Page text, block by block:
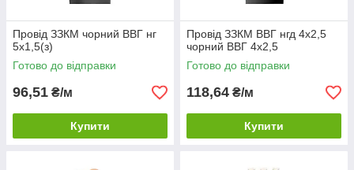
Провід ЗЗКМ чорний ВВГ нг
5х1,5(з)
Готово до відправки
96,51 ₴/м
Купити
Провід ЗЗКМ ВВГ нгд 4х2,5
чорний ВВГ 4х2,5
Готово до відправки
118,64 ₴/м
Купити